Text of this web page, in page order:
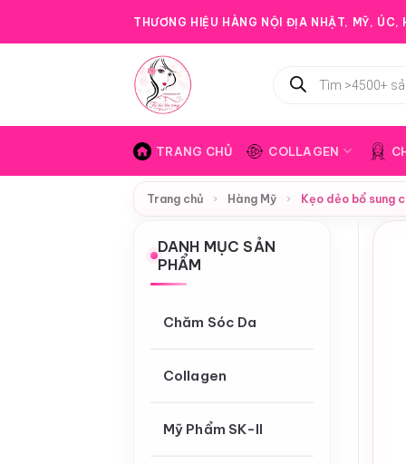
THƯƠNG HIỆU HÀNG NỘI ĐỊA NHẬT, MỸ,
kiếm
TRANG CHỦ COLLAGEN
Trang chủ › Hàng Mỹ › Kẹo dẻo bổ sung
DANH MỤC SẢN
PHẨM
Chăm Sóc Da
Collagen
Mỹ Phẩm SK-II